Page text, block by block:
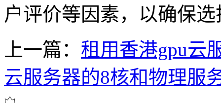
户评价等因素，以确保
上一篇： 租用香港gpu云
云服务器的8核和物理服